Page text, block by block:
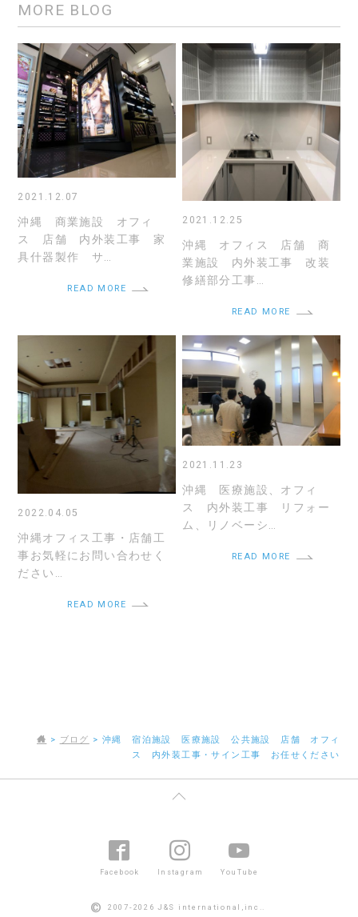
MORE BLOG
2021.12.07
沖縄 商業施設 オフィ
ス 店舗 内外装工事 家
具什器製作 サ…
READ MORE
2021.12.25
沖縄 オフィス 店舗 商
業施設 内外装工事 改装
修繕部分工事…
READ MORE
2022.04.05
沖縄オフィス工事・店舗工
事お気軽にお問い合わせく
ださい…
READ MORE
2021.11.23
沖縄 医療施設、オフィ
ス 内外装工事 リフォー
ム、リノベーシ…
READ MORE
> ブログ > 沖縄 宿泊施設 医療施設 公共施設 店舗 オフィ
ス 内外装工事・サイン工事 お任せください
Facebook Instagram YouTube
© 2007-2026 J&S international,inc..